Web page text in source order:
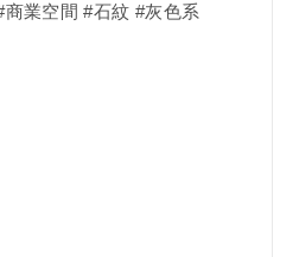
業空間 #石紋 #灰色系